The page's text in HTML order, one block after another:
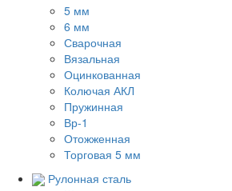
5 мм
6 мм
Сварочная
Вязальная
Оцинкованная
Колючая АКЛ
Пружинная
Вр-1
Отожженная
Торговая 5 мм
Рулонная сталь